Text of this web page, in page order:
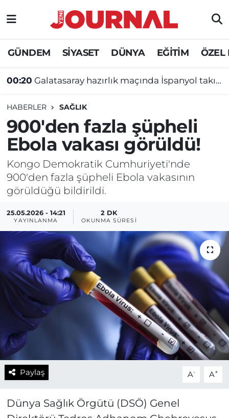
GÜNDEM SİYASET DÜNYA EĞİTİM ÖZEL
00:20 Galatasaray hazırlık maçında İspanyol takımına yenildi
HABERLER SAĞLIK
900'den fazla şüpheli
Ebola vakası görüldü!
Kongo Demokratik Cumhuriyeti'nde
900'den fazla şüpheli Ebola vakasının
görüldüğü bildirildi.
25.05.2026 - 14:21
YAYINLANMA
2 DK
OKUNMA SÜRESI
Paylaş A- A+
Dünya Sağlık Örgütü (DSÖ) Genel
GÜNDEM
SİYASET
DÜNYA
EĞİTİM
ÖZEL HABER
Nöbetçi Eczaneler
Hava Durumu
Süper Lig Puan Durumu ve Fikstür
Tüm Manşetler
Son Dakika Haberleri
Haber Arşivi